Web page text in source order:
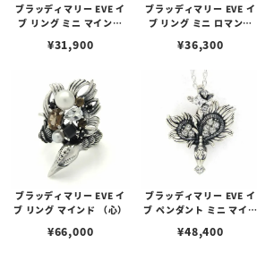
ブラッディマリー EVE イ
ブ リング ミニ マインド
¥31,900
ブラッディマリー EVE イ
ブ リング ミニ ロマンス
¥36,300
ブラッディマリー EVE イ
ブ リング マインド （心）
¥66,000
ブラッディマリー EVE イ
ブ ペンダント ミニ マイン
¥48,400